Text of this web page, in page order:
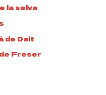
la selva
de Dalt
Freser